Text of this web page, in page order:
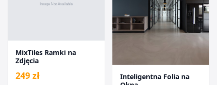
MixTiles Ramki na
Zdjęcia
249 zł
Inteligentna Folia na